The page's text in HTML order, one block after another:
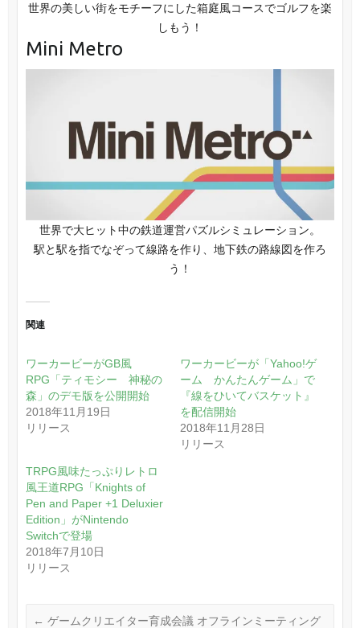
世界の美しい街をモチーフにした箱庭風コースでゴルフを楽
しもう！
Mini Metro
世界で大ヒット中の鉄道運営パズルシミュレーション。
駅と駅を指でなぞって線路を作り、地下鉄の路線図を作ろ
う！
関連
ワーカービーがGB風
RPG「ティモシー 神秘の
森」のデモ版を公開開始
2018年11月19日
リリース
ワーカービーが「Yahoo!ゲ
ーム かんたんゲーム」で
『線をひいてバスケット』
を配信開始
2018年11月28日
リリース
TRPG風味たっぷりレトロ
風王道RPG「Knights of
Pen and Paper +1 Deluxier
Edition」がNintendo
Switchで登場
2018年7月10日
リリース
← ゲームクリエイター育成会議 オフラインミーティング